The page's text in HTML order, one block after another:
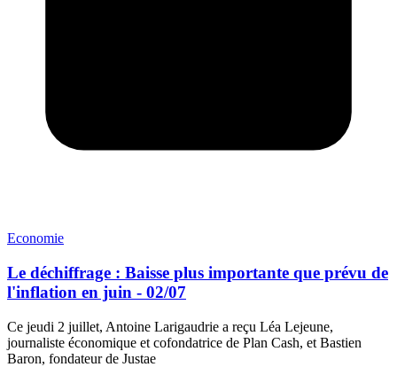
Economie
Le déchiffrage : Baisse plus importante que prévu de
l'inflation en juin - 02/07
Ce jeudi 2 juillet, Antoine Larigaudrie a reçu Léa Lejeune,
journaliste économique et cofondatrice de Plan Cash, et Bastien
Baron, fondateur de Justae